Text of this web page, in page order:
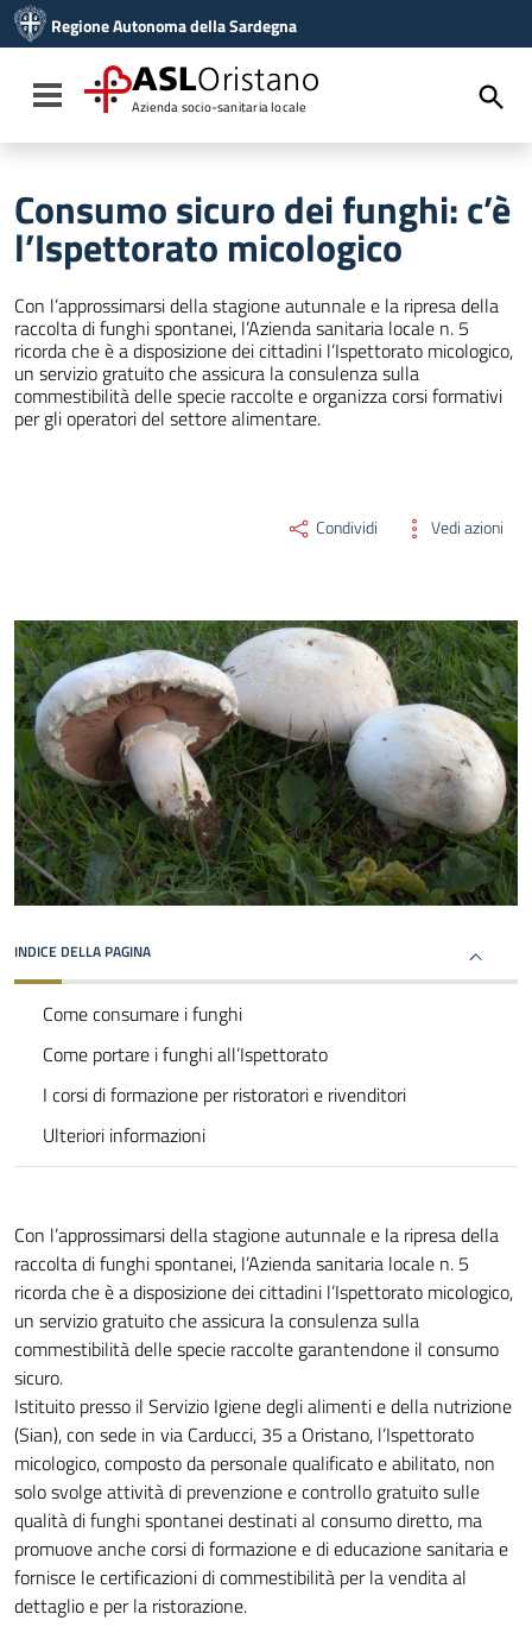
Vai al menu di navigazione
Vai al footer
Regione Autonoma della Sardegna
Toggle navigation
ASLOristano
Azienda socio-sanitaria locale
Consumo sicuro dei funghi: c’è
l’Ispettorato micologico
Con l’approssimarsi della stagione autunnale e la ripresa della
raccolta di funghi spontanei, l’Azienda sanitaria locale n. 5
ricorda che è a disposizione dei cittadini l’Ispettorato micologico,
un servizio gratuito che assicura la consulenza sulla
commestibilità delle specie raccolte e organizza corsi formativi
per gli operatori del settore alimentare.
Condividi Vedi azioni
INDICE DELLA PAGINA
Come consumare i funghi
Come portare i funghi all’Ispettorato
I corsi di formazione per ristoratori e rivenditori
Ulteriori informazioni
Con l’approssimarsi della stagione autunnale e la ripresa della
raccolta di funghi spontanei, l’Azienda sanitaria locale n. 5
ricorda che è a disposizione dei cittadini l’Ispettorato micologico,
un servizio gratuito che assicura la consulenza sulla
commestibilità delle specie raccolte garantendone il consumo
sicuro.
Istituito presso il Servizio Igiene degli alimenti e della nutrizione
(Sian), con sede in via Carducci, 35 a Oristano, l’Ispettorato
micologico, composto da personale qualificato e abilitato, non
solo svolge attività di prevenzione e controllo gratuito sulle
qualità di funghi spontanei destinati al consumo diretto, ma
promuove anche corsi di formazione e di educazione sanitaria e
fornisce le certificazioni di commestibilità per la vendita al
dettaglio e per la ristorazione.